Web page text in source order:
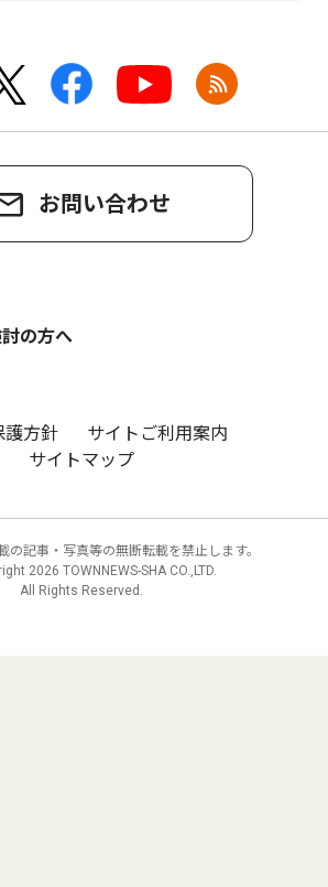
お問い合わせ
の方へ
護方針
サイトご利用案内
サイトマップ
の記事・写真等の無断転載を禁止します。
2026 TOWNNEWS-SHA CO.,LTD.
All Rights Reserved.